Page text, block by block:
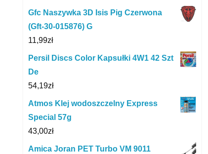
Gfc Naszywka 3D Isis Pig Czerwona
(Gft-30-015876) G
11,99zł
Persil Discs Color Kapsułki 4W1 42 Szt
De
54,19zł
Atmos Klej wodoszczelny Express
Special 57g
43,00zł
Amica Joran PET Turbo VM 9011